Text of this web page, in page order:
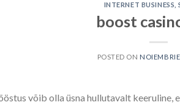
INTERNET BUSINESS,
boost
POSTED ON
võib olla üsna hullutavalt